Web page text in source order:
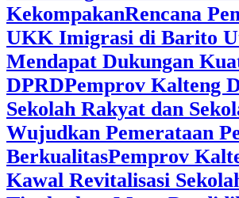
KekompakanRencana
UKK Imigrasi di Barito
Mendapat Dukungan
DPRD‎Pemprov Kalteng
Sekolah Rakyat dan
Wujudkan Pemerataan
Berkualitas‎Pemprov
Kawal Revitalisasi